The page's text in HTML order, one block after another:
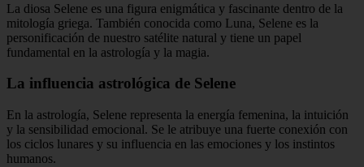
La diosa Selene es una figura enigmática y fascinante dentro de la
mitología griega. También conocida como Luna, Selene es la
personificación de nuestro satélite natural y tiene un papel
fundamental en la astrología y la magia.
La influencia astrológica de Selene
En la astrología, Selene representa la energía femenina, la intuición
y la sensibilidad emocional. Se le atribuye una fuerte conexión con
los ciclos lunares y su influencia en las emociones y los instintos
humanos.